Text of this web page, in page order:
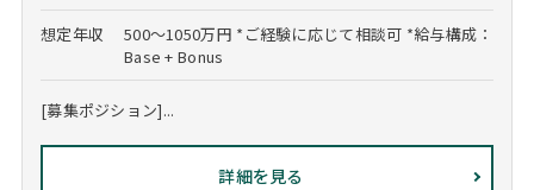
想定年収
500～1050万円 *ご経験に応じて相談可 *給与構成：
Base + Bonus
[募集ポジション]...
詳細を見る